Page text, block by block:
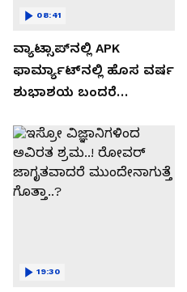
ವ್ಯಾಟ್ಸಾಪ್‌ನಲ್ಲಿ APK
ಫಾರ್ಮ್ಯಾಟ್‌ನಲ್ಲಿ ಹೊಸ ವರ್ಷ
ಶುಭಾಶಯ ಬಂದರೆ
08:41
19:30